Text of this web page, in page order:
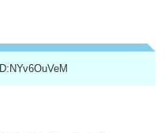
ID:NYv6OuVeM